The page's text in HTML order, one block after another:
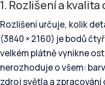
1. Rozlišení a kvalita
Rozlišení určuje, kolik
(3840 × 2160) je bodů
velkém plátně vynikne
nerozhoduje o všem:
zdroj světla a zpracování